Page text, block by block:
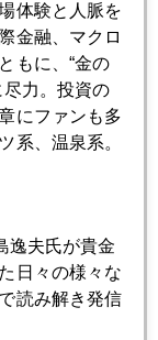
5月 6月
11月 12月
体験と人脈を
金融、マクロ
もに、“金の
力。投資の
にファンも多
系、温泉系。
逸夫氏が貴金
日々の様々な
読み解き発信